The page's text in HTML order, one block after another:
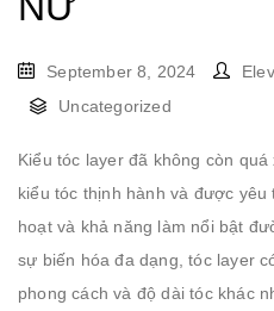
September 8, 2024
Uncategorized
Kiểu tóc layer đã không còn
kiểu tóc thịnh hành và được
hoạt và khả năng làm nổi bật
sự biến hóa đa dạng, tóc layer
phong cách và độ dài tóc khác